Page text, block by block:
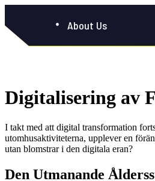
About Us
Digitalisering av
I takt med att digital transformation
utomhusaktiviteterna, upplever en
utan blomstrar i den digitala eran?
Den Utmanande